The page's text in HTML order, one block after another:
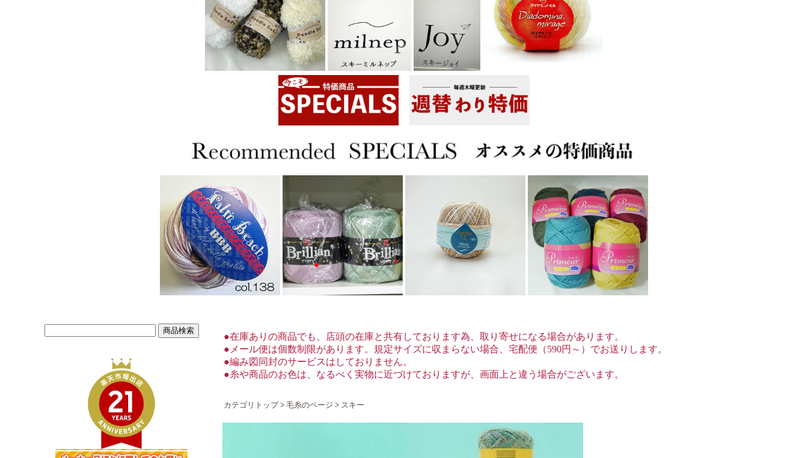
●在庫ありの商品でも、店頭の在庫と共有しております為、取り寄せになる場合があります。
●メール便は個数制限があります。規定サイズに収まらない場合、宅配便（590円～）でお送りします。
●編み図同封のサービスはしておりません。
●糸や商品のお色は、なるべく実物に近づけておりますが、画面上と違う場合がございます。
カテゴリトップ> 毛糸のページ > スキー